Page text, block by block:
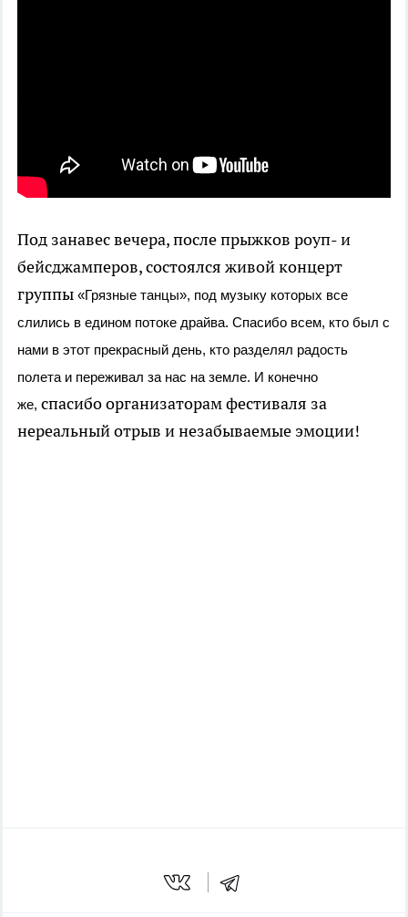
что-то новое, добро пожаловать на высоту
птичьего полета!
Под занавес вечера, после прыжков роуп- и
бейсджамперов, состоялся живой концерт
группы «Грязные танцы», под музыку которых все
слились в едином потоке драйва. Спасибо всем, кто был с
нами в этот прекрасный день, кто разделял радость
полета и переживал за нас на земле. И конечно
же, спасибо организаторам фестиваля за
нереальный отрыв и незабываемые эмоции!